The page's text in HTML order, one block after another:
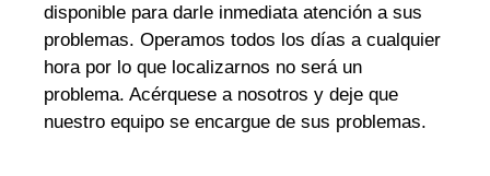
disponible para darle inmediata atención a sus
problemas. Operamos todos los días a cualquier
hora por lo que localizarnos no será un
problema. Acérquese a nosotros y deje que
nuestro equipo se encargue de sus problemas.